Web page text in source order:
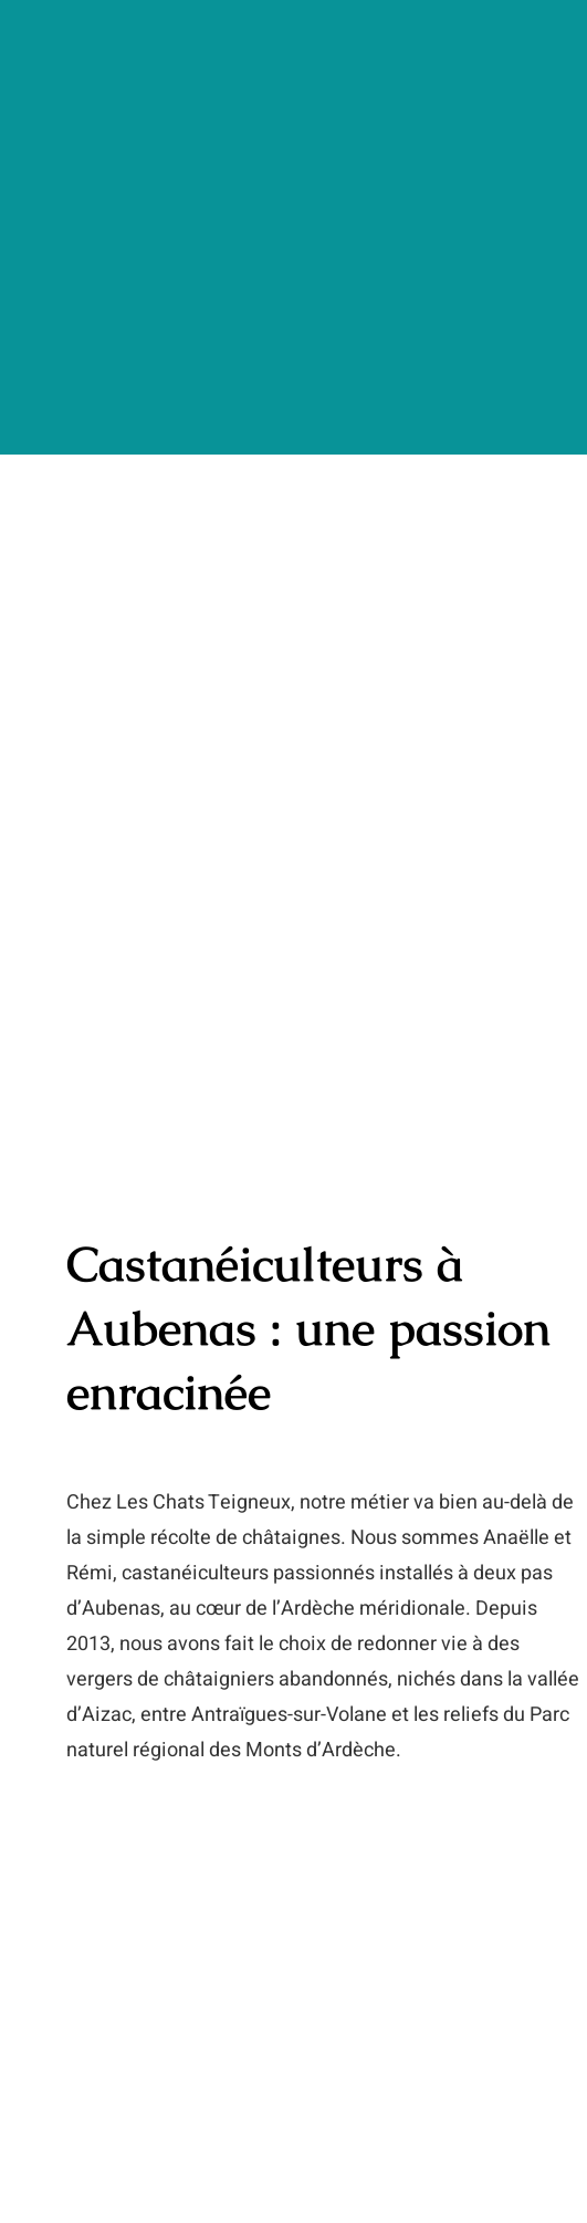
Castanéiculteurs à
Aubenas : une passion
enracinée
Chez Les Chats Teigneux, notre métier va bien au-delà de
la simple récolte de châtaignes. Nous sommes Anaëlle et
Rémi, castanéiculteurs passionnés installés à deux pas
d’Aubenas, au cœur de l’Ardèche méridionale. Depuis
2013, nous avons fait le choix de redonner vie à des
vergers de châtaigniers abandonnés, nichés dans la vallée
d’Aizac, entre Antraïgues-sur-Volane et les reliefs du Parc
naturel régional des Monts d’Ardèche.